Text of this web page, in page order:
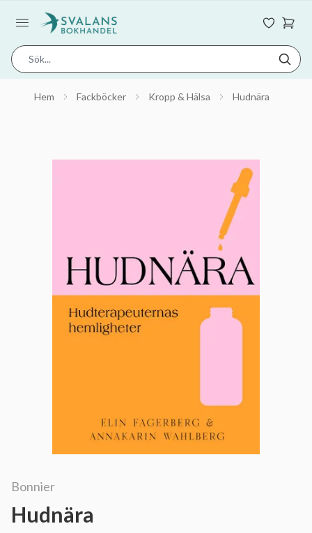
Hem Fackböcker Kropp & Hälsa Hudnära
Bonnier
Hudnära